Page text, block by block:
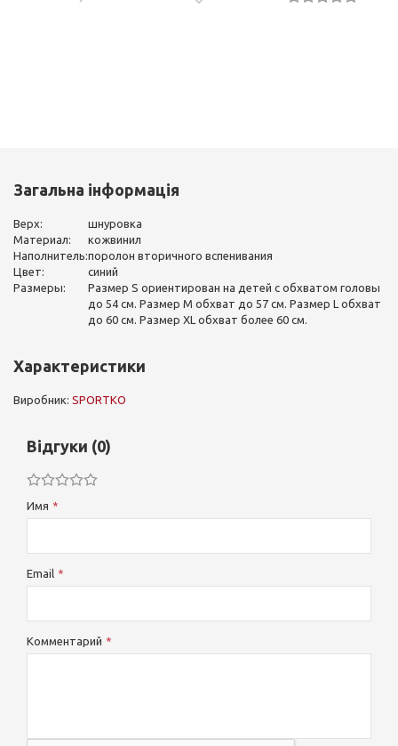
Загальна інформація
Верх:
шнуровка
Материал:
кожвинил
Наполнитель:поролон вторичного вспенивания
Цвет:
синий
Размеры:
Размер S ориентирован на детей с обхватом головы
до 54 см. Размер M обхват до 57 см. Размер L обхват
до 60 см. Размер XL обхват более 60 см.
Характеристики
Виробник: SPORTKO
Відгуки (0)
Имя
Email
Комментарий